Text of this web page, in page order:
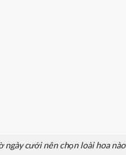
ngày cưới nên chọn loài hoa nào